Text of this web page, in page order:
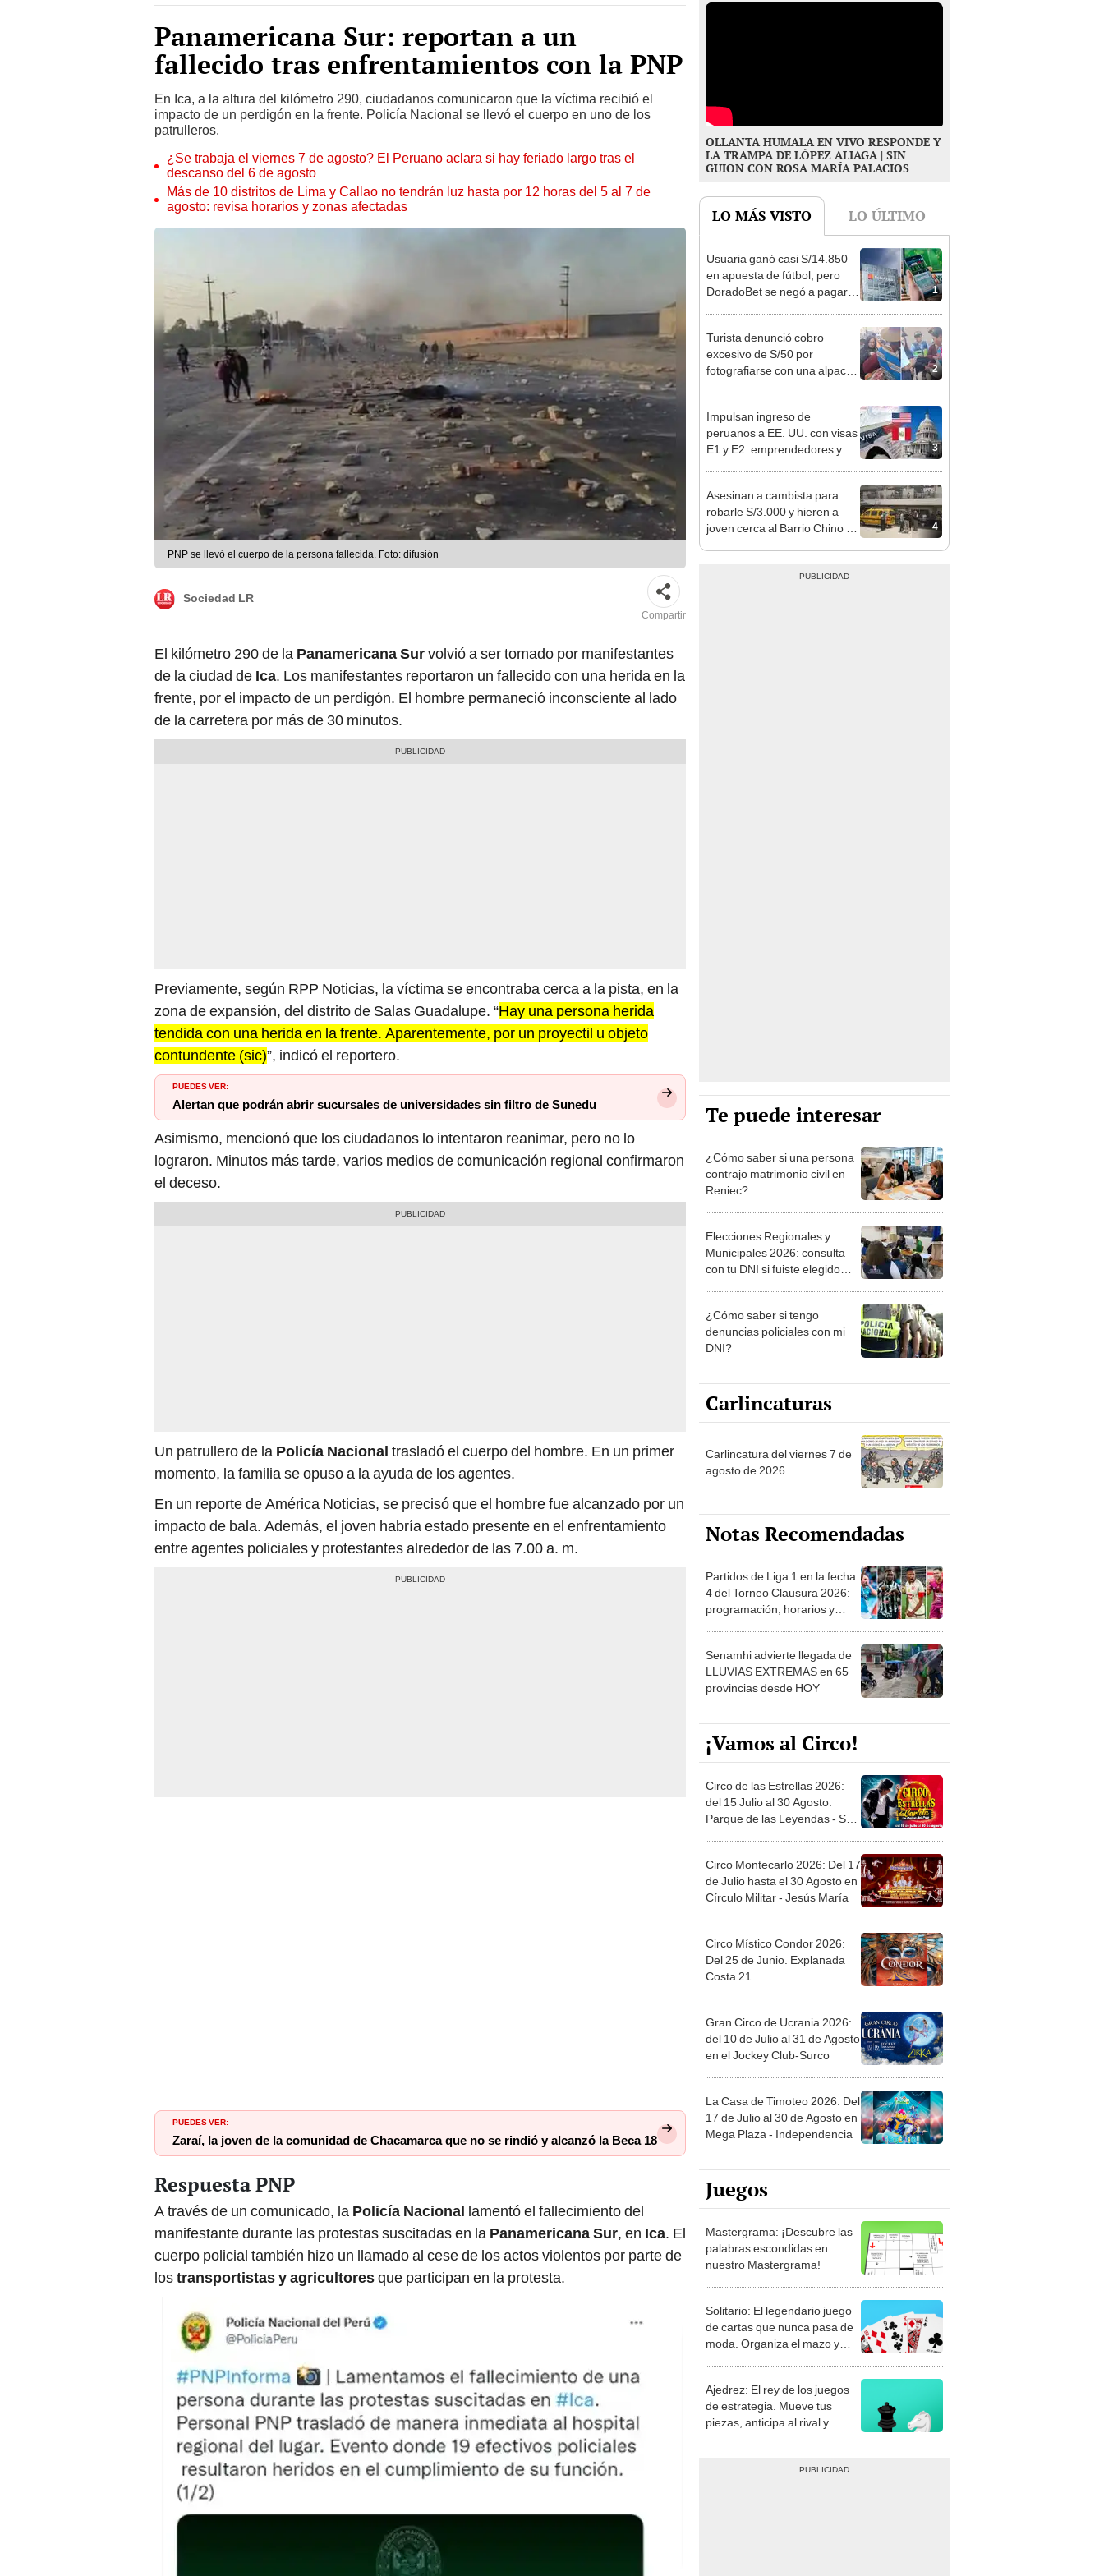
Panamericana Sur: reportan a un
fallecido tras enfrentamientos con la PNP
impacto de un perdigón en la frente. Policía Nacional se llevó el cuerpo en uno de los
patrulleros.
descanso del 6 de agosto
Más de 10 distritos de Lima y Callao no tendrán luz hasta por 12 horas del 5 al 7 de
agosto: revisa horarios y zonas afectadas
PNP se llevó el cuerpo de la persona fallecida. Foto: difusión
Compartir
El kilómetro 290 de la
volvió a ser tomado por manifestantes
. Los manifestantes reportaron un fallecido con una herida en la
frente, por el impacto de un perdigón. El hombre permaneció inconsciente al lado
de la carretera por más de 30 minutos.
Previamente, según RPP Noticias, la víctima se encontraba cerca a la pista, en la
zona de expansión, del distrito de Salas Guadalupe. “ Hay una persona herida
tendida con una herida en la frente. Aparentemente, por un proyectil u objeto
contundente (sic)”, indicó el reportero.
PUEDES VER:
Asimismo, mencionó que los ciudadanos lo intentaron reanimar, pero no lo
lograron. Minutos más tarde, varios medios de comunicación regional confirmaron
el deceso.
Policía Nacional
trasladó el cuerpo del hombre. En un primer
momento, la familia se opuso a la ayuda de los agentes.
En un reporte de América Noticias, se precisó que el hombre fue alcanzado por un
impacto de bala. Además, el joven habría estado presente en el enfrentamiento
entre agentes policiales y protestantes alrededor de las 7.00 a. m.
PUEDES VER:
Zaraí, la joven de la comunidad de Chacamarca que no se rindió y alcanzó la Beca 18
Respuesta PNP
A través de un comunicado, la
manifestante durante las protestas suscitadas en laPanamericana Sur, en
cuerpo policial también hizo un llamado al cese de los actos violentos por parte de
lostransportistas y agricultoresque participan en la protesta.
OLLANTA HUMALA EN VIVO RESPONDE Y
LA TRAMPA DE LÓPEZ ALIAGA | SIN
GUION CON ROSA MARÍA PALACIOS
LO MÁS VISTO LO ÚLTIMO
1
en apuesta de fútbol, pero
DoradoBet se negó a pagar:
Indecopi multó a la empresa
con más de S/ 19.000
2
excesivo de S/50 por
fotografiarse con una alpaca
en Cusco: serenazgo
recuperó el dinero
3
peruanos a EE. UU. con visas
E1 y E2: emprendedores y
pymes serían los más
beneficiados
4
robarle S/3.000 y hieren a
joven cerca al Barrio Chino en
Lima Cercado
Te puede interesar
contrajo matrimonio civil en
Reniec?
Municipales 2026: consulta
con tu DNI si fuiste elegido
miembro de mesa para este 4
de octubre en el link oficial de
denuncias policiales con mi
DNI?
Carlincaturas
agosto de 2026
Notas Recomendadas
4 del Torneo Clausura 2026:
programación, horarios y
dónde ver
LLUVIAS EXTREMAS en 65
provincias desde HOY
¡Vamos al Circo!
del 15 Julio al 30 Agosto.
Parque de las Leyendas - San
Miguel
de Julio hasta el 30 Agosto en
Círculo Militar - Jesús María
Del 25 de Junio. Explanada
Costa 21
del 10 de Julio al 31 de Agosto
en el Jockey Club-Surco
17 de Julio al 30 de Agosto en
Mega Plaza - Independencia
Juegos
palabras escondidas en
nuestro Mastergrama!
de cartas que nunca pasa de
moda. Organiza el mazo y
demuestra tu habilidad.
de estrategia. Mueve tus
piezas, anticipa al rival y
consigue el jaque mate.